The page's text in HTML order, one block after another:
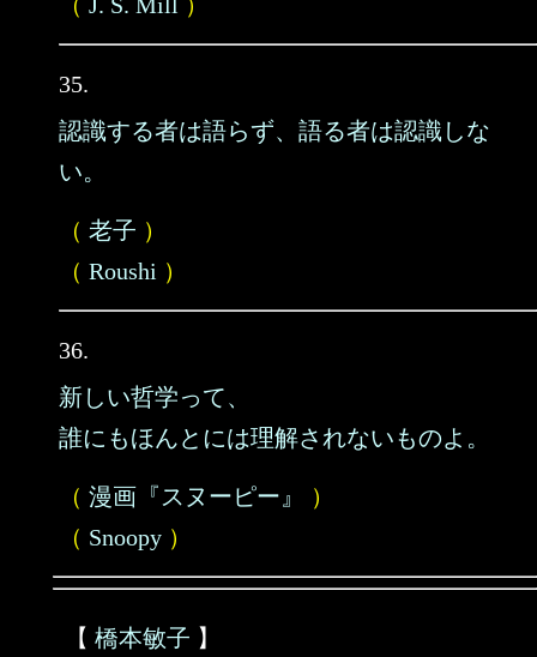
35.
認識する者は語らず、語る者は認識しな
い。
（ 老子 ）
（ Roushi ）
36.
新しい哲学って、
誰にもほんとには理解されないものよ。
（ 漫画『スヌーピー』
）
（ Snoopy ）
【 橋本敏子 】